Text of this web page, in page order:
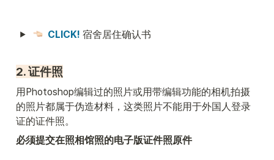
CLICK! 宿舍居住确认书
2. 证件照
用Photoshop编辑过的照片或用带编辑功能的相机拍摄
的照片都属于伪造材料，这类照片不能用于外国人登录
证的证件照。
必须提交在照相馆照的电子版证件照原件